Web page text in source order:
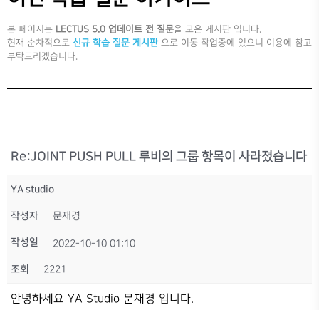
본 페이지는 LECTUS 5.0 업데이트 전 질문을 모은 게시판 입니다.
현재 순차적으로 신규 학습 질문 게시판 으로 이동 작업중에 있으니 이용에 참고
부탁드리겠습니다.
Re:JOINT PUSH PULL 루비의 그룹 항목이 사라졌습니다
YA studio
작성자 문재경
작성일 2022-10-10 01:10
조회 2221
안녕하세요 YA Studio 문재경 입니다.